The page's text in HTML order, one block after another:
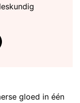
gloed in één